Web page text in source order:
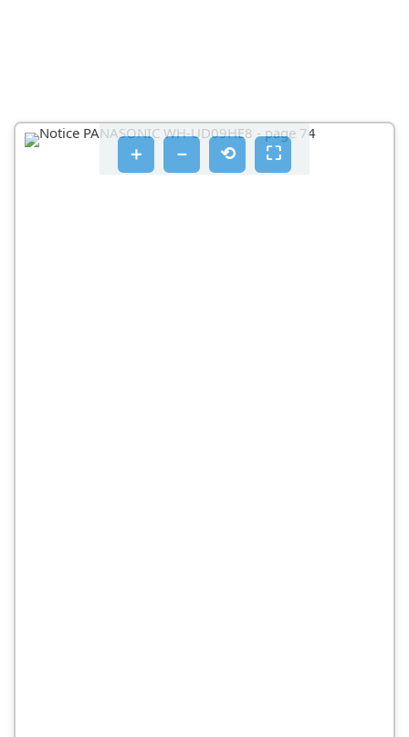
＋ － ⟲ ⛶